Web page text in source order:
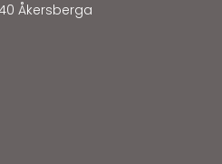
Åkersberga